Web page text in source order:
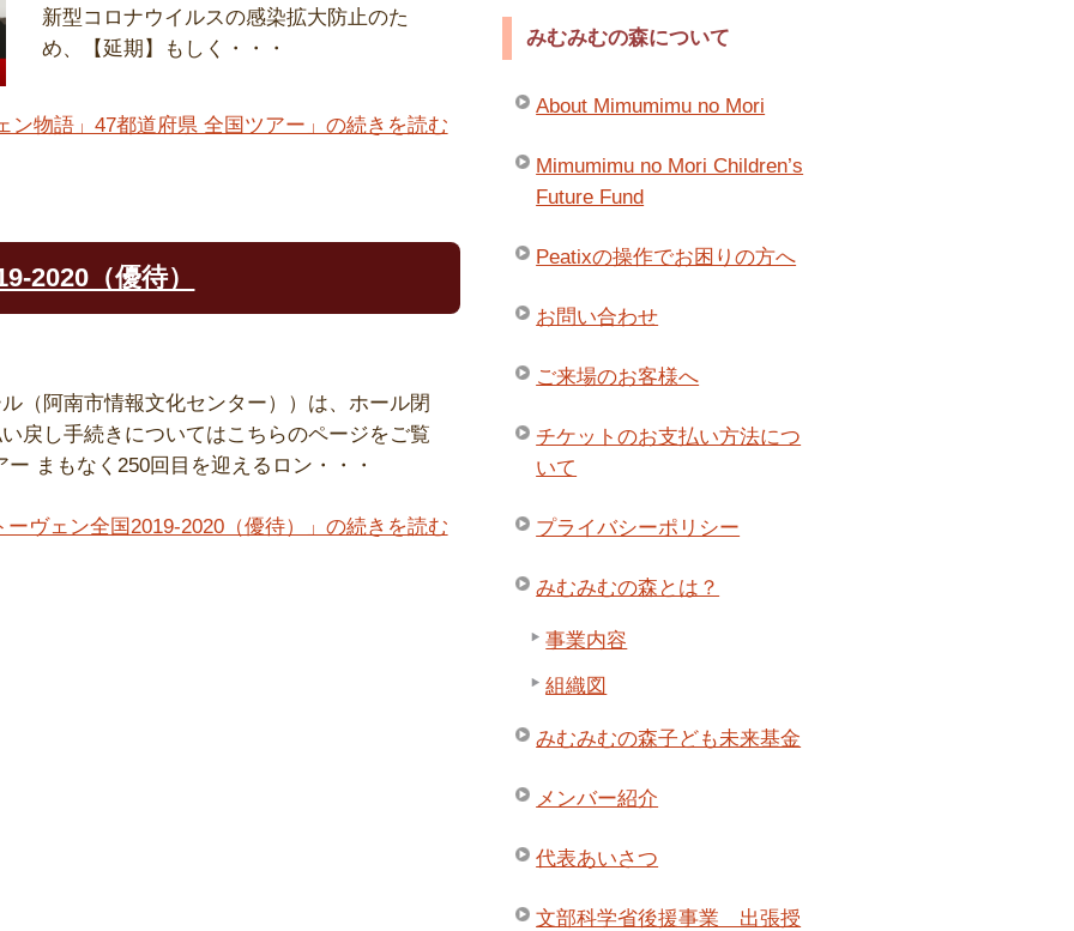
新型コロナウイルスの感染拡大防止のた
め、【延期】もしく・・・
ン物語」47都道府県 全国ツアー」の続きを読む
2020（優待）
（阿南市情報文化センター））は、ホール閉
戻し手続きについてはこちらのページをご覧
まもなく250回目を迎えるロン・・・
ーヴェン全国2019-2020（優待）」の続きを読む
みむみむの森について
About Mimumimu no Mori
Mimumimu no Mori Children’s
Future Fund
Peatixの操作でお困りの方へ
お問い合わせ
ご来場のお客様へ
チケットのお支払い方法につ
いて
プライバシーポリシー
みむみむの森とは？
事業内容
組織図
みむみむの森子ども未来基金
メンバー紹介
代表あいさつ
文部科学省後援事業 出張授